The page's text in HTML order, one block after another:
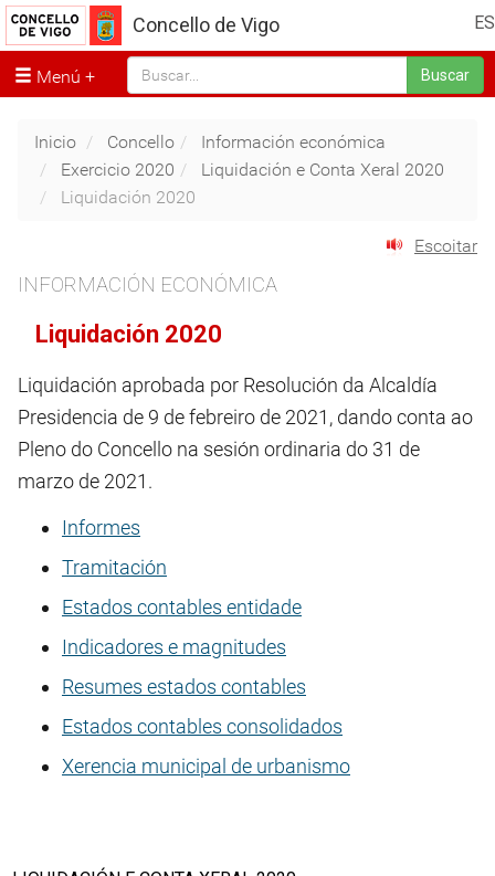
ES
Concello de Vigo
Menú Buscar
Inicio Concello
Información económica
Exercicio 2020
Liquidación e Conta Xeral 2020
Liquidación 2020
Escoitar
INFORMACIÓN ECONÓMICA
Liquidación 2020
Liquidación aprobada por Resolución da Alcaldía
Presidencia de 9 de febreiro de 2021, dando conta ao
Pleno do Concello na sesión ordinaria do 31 de
marzo de 2021.
Informes
Tramitación
Estados contables entidade
Indicadores e magnitudes
Resumes estados contables
Estados contables consolidados
Xerencia municipal de urbanismo